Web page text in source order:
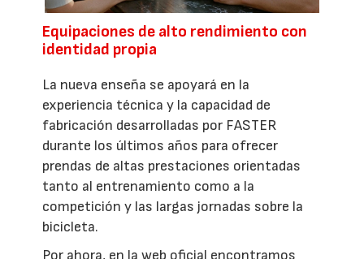
Equipaciones de alto rendimiento con
identidad propia
La nueva enseña se apoyará en la
experiencia técnica y la capacidad de
fabricación desarrolladas por FASTER
durante los últimos años para ofrecer
prendas de altas prestaciones orientadas
tanto al entrenamiento como a la
competición y las largas jornadas sobre la
bicicleta.
Por ahora, en la web oficial encontramos